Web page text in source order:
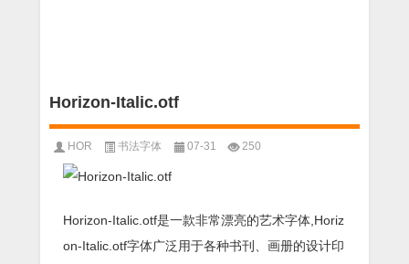
Horizon-Italic.otf
HOR 书法字体 07-31 250
Horizon-Italic.otf是一款非常漂亮的艺术字体,Horiz
on-Italic.otf字体广泛用于各种书刊、画册的设计印